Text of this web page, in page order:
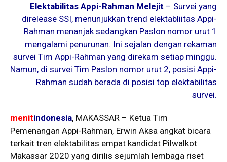
Elektabilitas Appi-Rahman Melejit – Survei yang
direlease SSI, menunjukkan trend elektabliitas Appi-
Rahman menanjak sedangkan Paslon nomor urut 1
mengalami penurunan. Ini sejalan dengan rekaman
survei Tim Appi-Rahman yang direkam setiap minggu.
Namun, di survei Tim Paslon nomor urut 2, posisi Appi-
Rahman sudah berada di posisi top elektabilitas
survei.
menitindonesia, MAKASSAR – Ketua Tim
Pemenangan Appi-Rahman, Erwin Aksa angkat bicara
terkait tren elektabilitas empat kandidat Pilwalkot
Makassar 2020 yang dirilis sejumlah lembaga riset